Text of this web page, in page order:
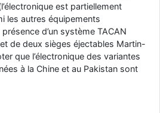
est partiellement
les autres équipements
d’un système TACAN
de deux sièges éjectables Martin-
que l’électronique des variantes
à la Chine et au Pakistan sont